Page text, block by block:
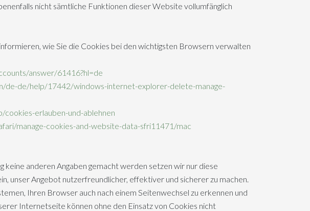
nicht sämtliche Funktionen dieser Website vollumfänglich
wie Sie die Cookies bei den wichtigsten Browsern verwalten
answer/61416?hl=de
de-de/help/17442/windows-internet-explorer-delete-manage-
erlauben-und-ablehnen
manage-cookies-and-website-data-sfri11471/mac
anderen Angaben gemacht werden setzen wir nur diese
unser Angebot nutzerfreundlicher, effektiver und sicherer zu machen.
Ihren Browser auch nach einem Seitenwechsel zu erkennen und
Internetseite können ohne den Einsatz von Cookies nicht